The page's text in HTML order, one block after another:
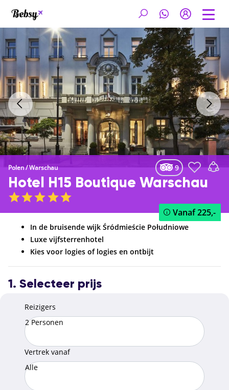
Polen/Warschau 9
Hotel H15 Boutique Warschau
Vanaf225,-
In de bruisende wijk Śródmieście Południowe
Luxe vijfsterrenhotel
Kies voor logies of logies en ontbijt
1. Selecteer prijs
Reizigers
2 Personen
Vertrek vanaf
Alle